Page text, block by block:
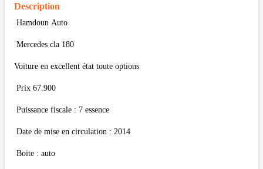
Description
Hamdoun Auto
Mercedes cla 180
Voiture en excellent état toute options
Prix 67.900
Puissance fiscale : 7 essence
Date de mise en circulation : 2014
Boite : auto